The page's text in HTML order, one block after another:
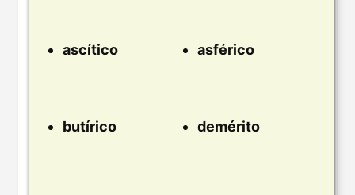
ascítico asférico
butírico demérito